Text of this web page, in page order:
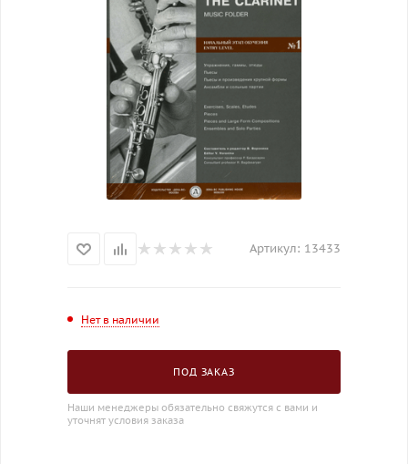
Артикул: 13433
Нет в наличии
ПОД ЗАКАЗ
Наши менеджеры обязательно свяжутся с вами и
уточнят условия заказа